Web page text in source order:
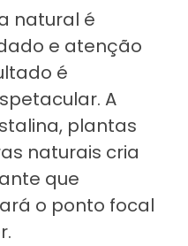
natural é
e atenção
é
A
plantas
naturais cria
que
o ponto focal